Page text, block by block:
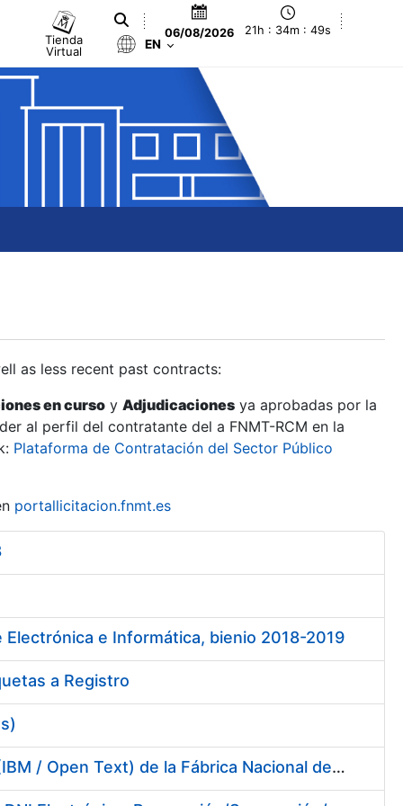
Tienda
Virtual
06/08/2026 21h : 34m : 50s
EN
as less recent past contracts:
en curso y Adjudicaciones ya aprobadas por la
al perfil del contratante del a FNMT-RCM en la
Plataforma de Contratación del Sector Público
portallicitacion.fnmt.es
e Informática, bienio 2018-2019
a Registro
Servicios de Soporte y Mantenimiento de Licencias de Software (IBM / Open Text) de la Fábrica Nacional de Moneda y Timbre-Real Casa de la Moneda